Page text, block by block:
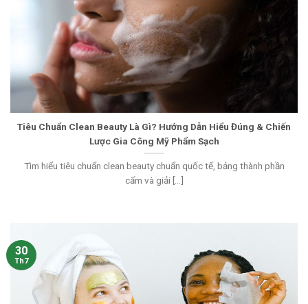
Tiêu Chuẩn Clean Beauty Là Gì? Hướng Dẫn Hiểu Đúng & Chiến
Lược Gia Công Mỹ Phẩm Sạch
Tìm hiểu tiêu chuẩn clean beauty chuẩn quốc tế, bảng thành phần
cấm và giải [...]
30
Th7